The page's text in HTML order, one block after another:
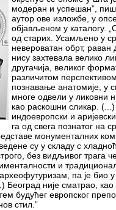
модеран и успешан”,
аутор ове изложбе, у
објављеном у каталогу.
од старих. Усамљено у
невероватан обрт, раван
нису захтевала велико
другачија, великог
различитом
познавање анатомије, у
многе одвели у ликовни
као раскошни сликар.
индоевропски и
га од свега познатог на
монументалних
су у складу с
без видљивог трага
и
па је био
Београд није сматрао,
будућег европског
стил.”